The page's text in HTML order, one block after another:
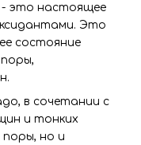
- это настоящее
Это
состояние
в сочетании с
и тонких
поры, но и